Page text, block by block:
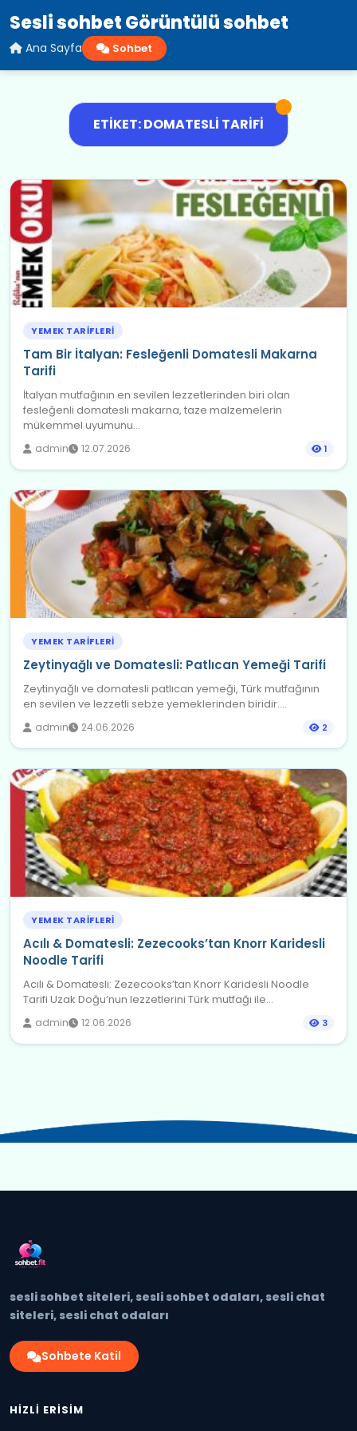
Sesli sohbet Görüntülü sohbet
Ana Sayfa Sohbet
ETIKET: DOMATESLI TARIFI
YEMEK TARIFLERI
Tam Bir İtalyan: Fesleğenli Domatesli Makarna
Tarifi
İtalyan mutfağının en sevilen lezzetlerinden biri olan
fesleğenli domatesli makarna, taze malzemelerin
mükemmel uyumunu...
admin 12.07.2026 1
YEMEK TARIFLERI
Zeytinyağlı ve Domatesli: Patlıcan Yemeği Tarifi
Zeytinyağlı ve domatesli patlıcan yemeği, Türk mutfağının
en sevilen ve lezzetli sebze yemeklerinden biridir....
admin 24.06.2026 2
YEMEK TARIFLERI
Acılı & Domatesli: Zezecooks’tan Knorr Karidesli
Noodle Tarifi
Acılı & Domatesli: Zezecooks’tan Knorr Karidesli Noodle
Tarifi Uzak Doğu’nun lezzetlerini Türk mutfağı ile...
admin 12.06.2026 3
sesli sohbet siteleri, sesli sohbet odaları, sesli chat
siteleri, sesli chat odaları
Sohbete Katil
HIZLI ERISIM